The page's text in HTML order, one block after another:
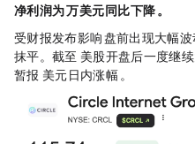
净利润为 5500 万美元，同比下降 15%。
受财报发布影响，CRCL 盘前出现大幅
抹平。截至 22:00，CRCL 美股开盘后一
暂报 115.74 美元，日内涨幅 2.52%。